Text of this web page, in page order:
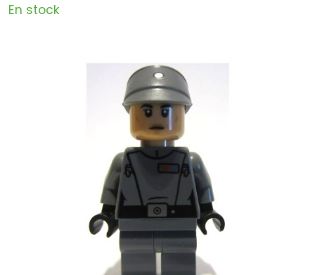
A PROPOS
ACTUALITÉS
ANNIVERSAIRE
BONS CADEAUX
CONTACT
En stock